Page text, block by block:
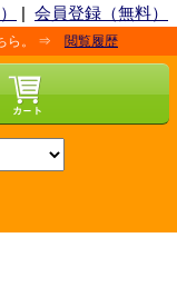
| 会員登録（無料）
⇒閲覧履歴